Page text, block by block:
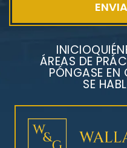
INICIO
ÁREAS DE
PÓNGASE
SE